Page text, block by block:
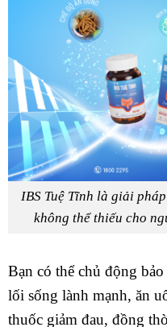
IBS Tuệ Tĩnh là giải
không thể thiếu cho
Bạn có thể chủ động
lối sống lành mạnh, ăn
thuốc giảm đau, đồng